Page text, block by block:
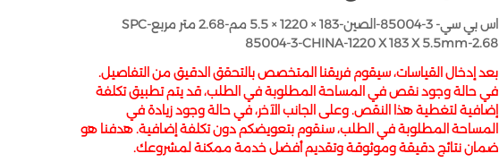
اس بي سي- 3-85004-الصين-183 × 1220 × 5.5 مم-2.68 متر مربعSPC-
85004-3-CHINA-1220 X 183 X 5.5mm-2.68
بعد إدخال القياسات، سيقوم فريقنا المتخصص بالتحقق الدقيق من التفاصيل.
في حالة وجود نقص في المساحة المطلوبة في الطلب، قد يتم تطبيق تكلفة
إضافية لتغطية هذا النقص. وعلى الجانب الآخر، في حالة وجود زيادة في
المساحة المطلوبة في الطلب، سنقوم بتعويضكم دون تكلفة إضافية. هدفنا هو
ضمان نتائج دقيقة وموثوقة وتقديم أفضل خدمة ممكنة لمشروعك.